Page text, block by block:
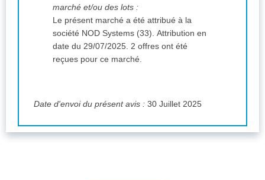
marché et/ou des lots :
Le présent marché a été attribué à la
société NOD Systems (33). Attribution en
date du 29/07/2025. 2 offres ont été
reçues pour ce marché.
Date d'envoi du présent avis : 30 Juillet 2025